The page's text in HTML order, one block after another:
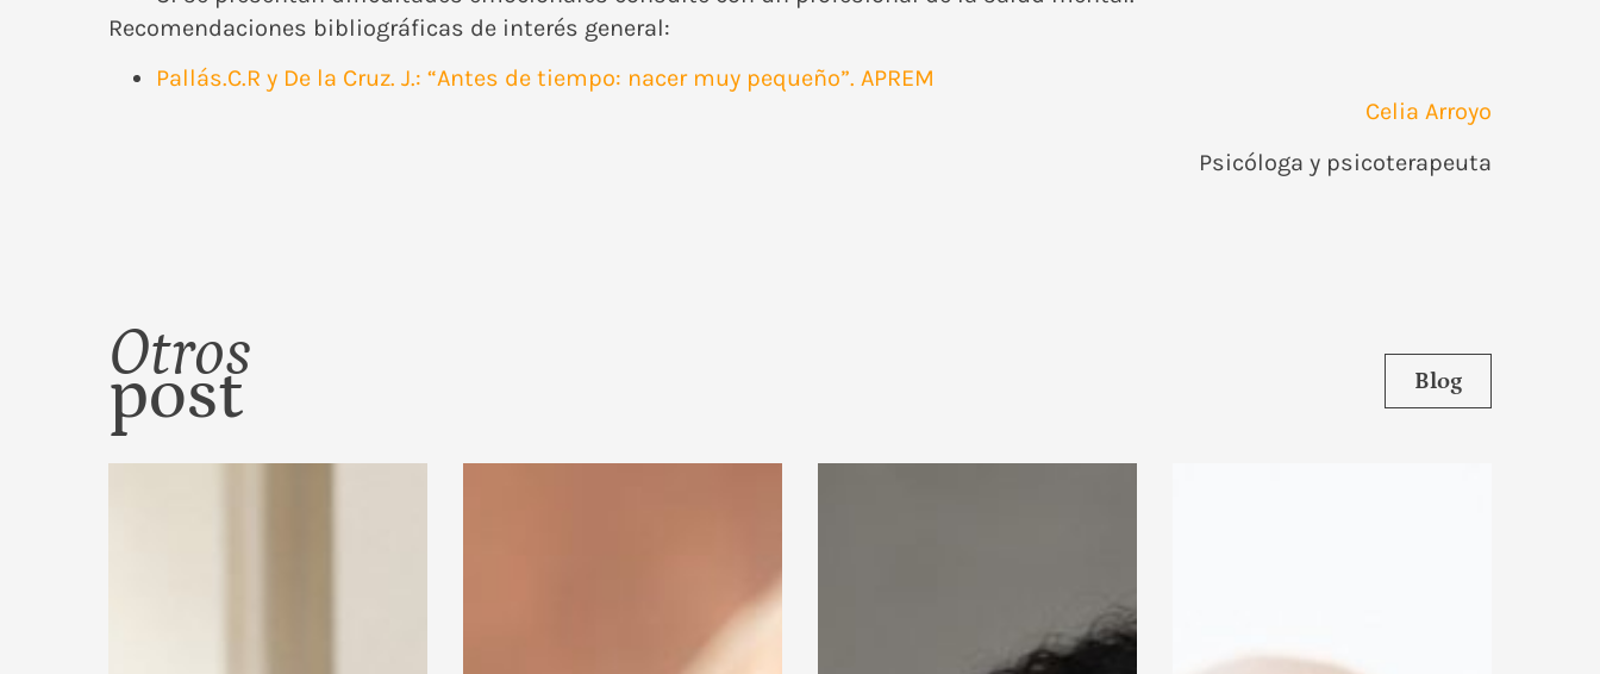
Recomendaciones bibliográficas de interés general:
Pallás.C.R y De la Cruz. J.: “Antes de tiempo: nacer muy pequeño”. APREM
Celia Arroyo
Psicóloga y psicoterapeuta
Otros
post Blog